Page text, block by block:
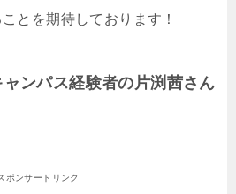
とを期待しております！
ンパス経験者の片渕茜さん
ポンサードリンク